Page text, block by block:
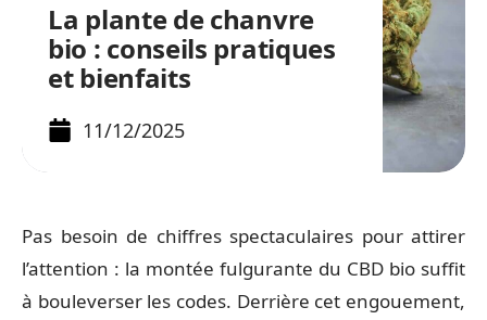
La plante de chanvre
bio : conseils pratiques
et bienfaits
11/12/2025
Pas besoin de chiffres spectaculaires pour attirer
l’attention : la montée fulgurante du CBD bio suffit
à bouleverser les codes. Derrière cet engouement,